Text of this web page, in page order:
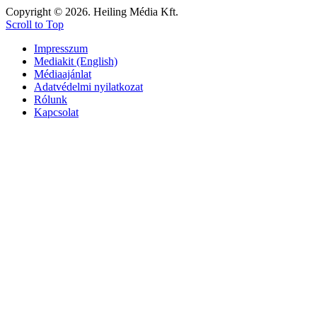
Copyright © 2026. Heiling Média Kft.
Scroll to Top
Impresszum
Mediakit (English)
Médiaajánlat
Adatvédelmi nyilatkozat
Rólunk
Kapcsolat